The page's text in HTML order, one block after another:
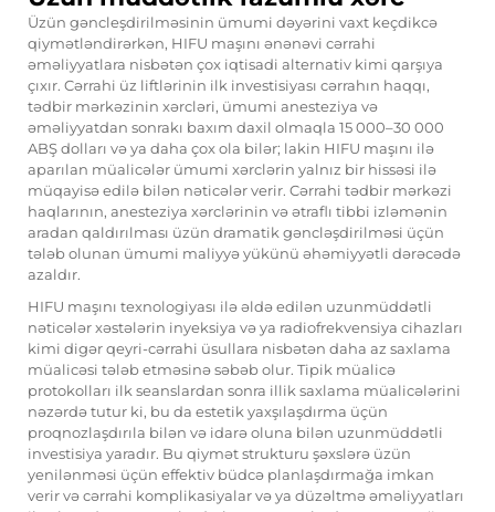
Üzün gəncleşdirilməsinin ümumi dəyərini vaxt keçdikcə
qiymətləndirərkən, HIFU maşını ənənəvi cərrahi
əməliyyatlara nisbətən çox iqtisadi alternativ kimi qarşıya
çıxır. Cərrahi üz liftlərinin ilk investisiyası cərrahın haqqı,
tədbir mərkəzinin xərcləri, ümumi anesteziya və
əməliyyatdan sonrakı baxım daxil olmaqla 15 000–30 000
ABŞ dolları və ya daha çox ola bilər; lakin HIFU maşını ilə
aparılan müalicələr ümumi xərclərin yalnız bir hissəsi ilə
müqayisə edilə bilən nəticələr verir. Cərrahi tədbir mərkəzi
haqlarının, anesteziya xərclərinin və ətraflı tibbi izləmənin
aradan qaldırılması üzün dramatik gəncləşdirilməsi üçün
tələb olunan ümumi maliyyə yükünü əhəmiyyətli dərəcədə
azaldır.
HIFU maşını texnologiyası ilə əldə edilən uzunmüddətli
nəticələr xəstələrin inyeksiya və ya radiofrekvensiya cihazları
kimi digər qeyri-cərrahi üsullara nisbətən daha az saxlama
müalicəsi tələb etməsinə səbəb olur. Tipik müalicə
protokolları ilk seanslardan sonra illik saxlama müalicələrini
nəzərdə tutur ki, bu da estetik yaxşılaşdırma üçün
proqnozlaşdırıla bilən və idarə oluna bilən uzunmüddətli
investisiya yaradır. Bu qiymət strukturu şəxslərə üzün
yenilənməsi üçün effektiv büdcə planlaşdırmağa imkan
verir və cərrahi komplikasiyalar və ya düzəltmə əməliyyatları